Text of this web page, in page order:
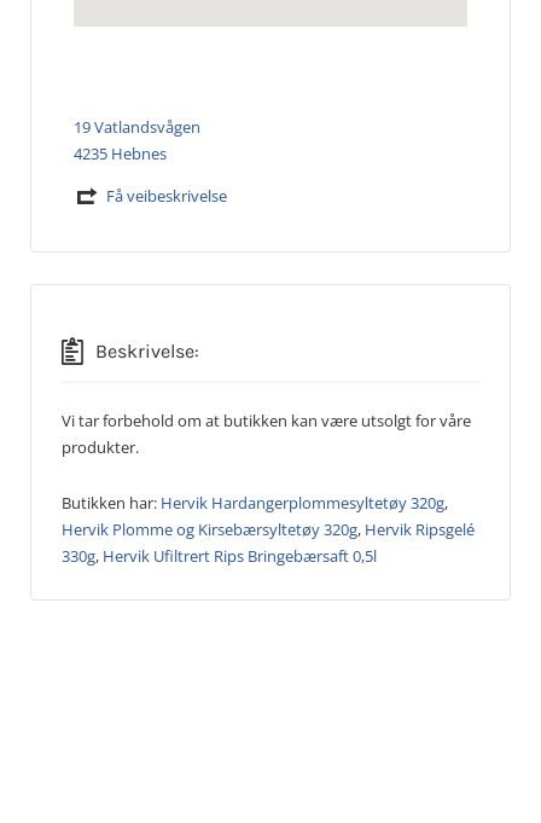
19 Vatlandsvågen
4235 Hebnes
Få veibeskrivelse
Beskrivelse:
Vi tar forbehold om at butikken kan være utsolgt for våre
produkter.
Butikken har: Hervik Hardangerplommesyltetøy 320g,
Hervik Plomme og Kirsebærsyltetøy 320g, Hervik Ripsgelé
330g, Hervik Ufiltrert Rips Bringebærsaft 0,5l